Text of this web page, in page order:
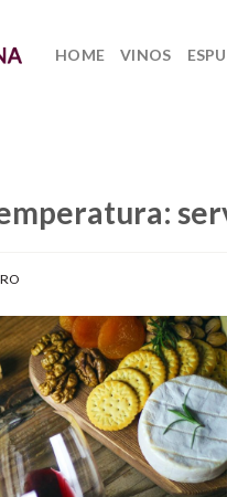
HOME VINOS